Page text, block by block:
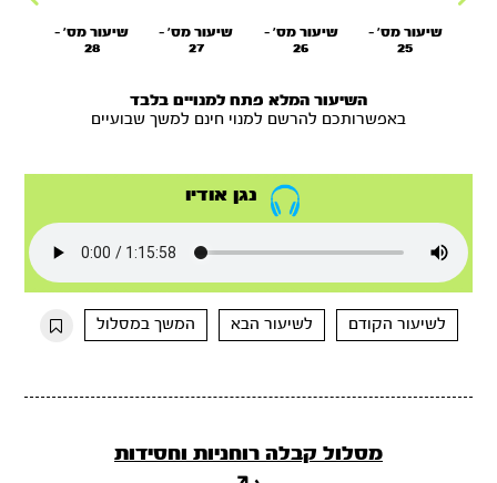
שיעור מס' -
25
שיעור מס' -
26
שיעור מס' -
27
שיעור מס' -
28
השיעור המלא פתח למנויים בלבד
באפשרותכם להרשם למנוי חינם למשך שבועיים
נגן אודיו
לשיעור הקודם לשיעור הבא המשך במסלול
מסלול קבלה רוחניות וחסידות